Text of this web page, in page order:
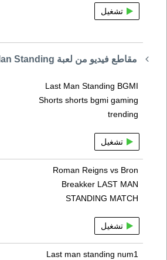
تشغيل
مقاطع فيديو من لعبة Last Man Standing
Last Man Standing BGMI
Shorts shorts bgmi gaming
trending
تشغيل
Roman Reigns vs Bron
Breakker LAST MAN
STANDING MATCH
تشغيل
Last man standing num1